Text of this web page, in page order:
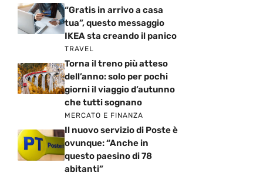
“Gratis in arrivo a casa
tua”, questo messaggio
IKEA sta creando il panico
TRAVEL
Torna il treno più atteso
dell’anno: solo per pochi
giorni il viaggio d’autunno
che tutti sognano
MERCATO E FINANZA
Il nuovo servizio di Poste è
ovunque: “Anche in
questo paesino di 78
abitanti”